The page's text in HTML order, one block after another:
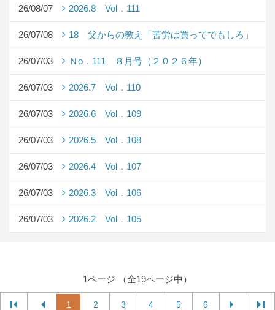
26/08/07 2026.8 Vol．111
26/07/08 18 父からの教え「苦労は買ってでもしろ」
26/07/03 Ｎo．111 ８月号（２０２６年）
26/07/03 2026.7 Vol．110
26/07/03 2026.6 Vol．109
26/07/03 2026.5 Vol．108
26/07/03 2026.4 Vol．107
26/07/03 2026.3 Vol．106
26/07/03 2026.2 Vol．105
1ページ （全19ページ中）
1 2 3 4 5 6